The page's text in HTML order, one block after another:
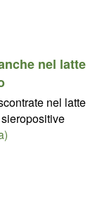
nel latte
nel latte